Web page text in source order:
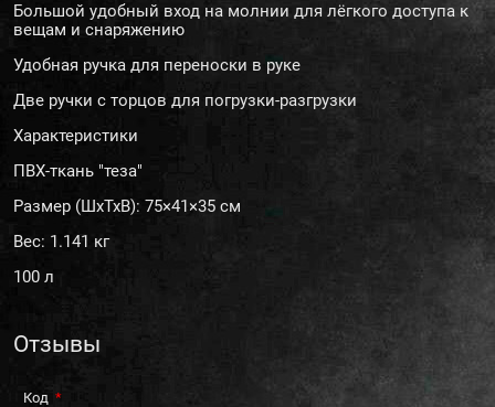
Большой удобный вход на молнии для лёгкого доступа к
вещам и снаряжению
Удобная ручка для переноски в руке
Две ручки с торцов для погрузки-разгрузки
Характеристики
ПВХ-ткань "теза"
Размер (ШxTxB): 75×41×35 см
Вес: 1.141 кг
100 л
Отзывы
Код